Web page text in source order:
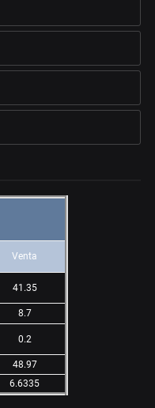
Venta
41.35
8.7
0.2
48.97
6.6335